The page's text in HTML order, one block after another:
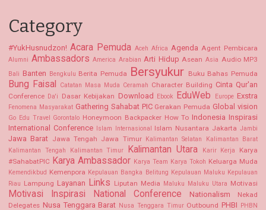
Category
#YukHusnudzon! Acara Pemuda Aceh Africa Agenda Agent Pembicara
Alumni Ambassadors America Arabian Arti Hidup Asean Asia Audio MP3
Bali Banten Bengkulu Berita Pemuda Bersyukur Buku Bahas Pemuda
Bung Faisal Catatan Masa Muda Ceramah Character Building Cinta Qur'an
Conference Da'i Dasar Kebijakan Download Ebook EduWeb Europe Exstra
Fenomena Masyarakat Gathering Sahabat PIC Gerakan Pemuda Global vision
Go Edu Travel Gorontalo Honeymoon Backpacker How To Indonesia Inspirasi
International Conference Islam Internasional Islam Nusantara Jakarta Jambi
Jawa Barat Jawa Tengah Jawa Timur Kalimantan Selatan Kalimantan Barat
Kalimantan Tengah
Kalimantan Timur Kalimantan Utara Karir Kerja
Karya
#SahabatPIC Karya Ambassador Karya Team Karya Tokoh Keluarga Muda
Kemendikbud Kemenpora Kepulauan Bangka Belitung Kepulauan Maluku Kepulauan
Riau Lampung Layanan Links Liputan Media Maluku Maluku Utara Motivasi
Motivasi Inspirasi National Conference Nationalism
Nekad
Delegates Nusa Tenggara Barat Nusa Tenggara Timur Outbound PHBI PHBN